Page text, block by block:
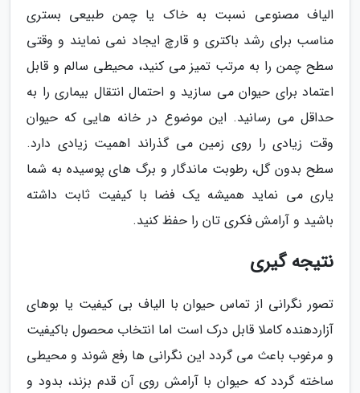
الیاف مصنوعی نسبت به خاک یا چمن طبیعی بستری
مناسب برای رشد باکتری و قارچ ایجاد نمی نمایند و وقتی
سطح چمن را به مرتب تمیز می کنید، محیطی سالم و قابل
اعتماد برای حیوان می سازید و احتمال انتقال بیماری را به
حداقل می رسانید. این موضوع در خانه هایی که حیوان
وقت زیادی را روی زمین می گذراند اهمیت زیادی دارد.
سطح بدون گل، رطوبت ماندگار و برگ های پوسیده به شما
یاری می نماید همیشه یک فضا با کیفیت ثابت داشته
باشید و آرامش فکری تان را حفظ کنید.
نتیجه گیری
تصور نگرانی از تماس حیوان با الیاف بی کیفیت یا بوهای
آزاردهنده کاملا قابل درک است اما انتخاب محصول باکیفیت
و مرغوب باعث می گردد این نگرانی ها رفع شوند و محیطی
ساخته گردد که حیوان با آرامش روی آن قدم بزند، بدود و